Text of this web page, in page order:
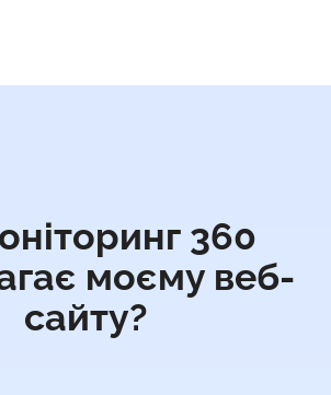
360
моєму веб-
сайту?